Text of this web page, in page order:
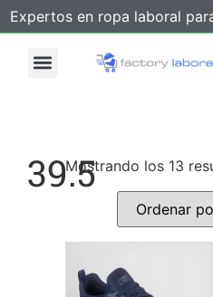
Expertos en ropa laboral
Mostrando los 13
39.5